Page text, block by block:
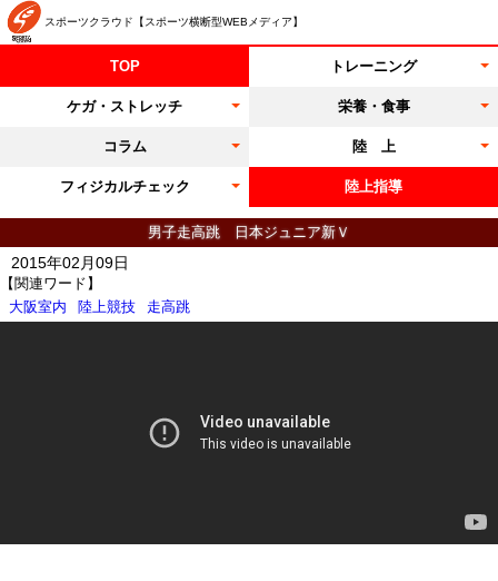
スポーツクラウド【スポーツ横断型WEBメディア】
TOP トレーニング
ケガ・ストレッチ 栄養・食事
コラム 陸 上
フィジカルチェック 陸上指導
男子走高跳 日本ジュニア新Ｖ
【関連ワード】
大阪室内
陸上競技 走高跳
2015年02月09日